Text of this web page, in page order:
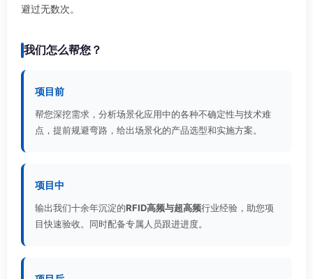
避过无数次。
我们怎么帮您？
项目前
帮您深挖需求，分析场景化应用中的各种不确定性与技术难
点，提前规避弯路，给出场景化的产品选型和实施方案。
项目中
输出我们十余年沉淀的RFID高频与超高频行业经验，助您项
目快速验收。同时配备专属人员跟进进度。